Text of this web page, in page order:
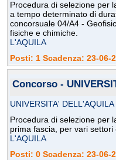
Procedura di selezione per
a tempo determinato di
concorsuale 04/A4 -
fisiche e chimiche.
L'AQUILA
Posti: 1 Scadenza: 23-06-
Concorso -
UNIVERSITA' DELL'AQUILA
Procedura di selezione per
prima fascia, per vari settori
L'AQUILA
Posti: 0 Scadenza: 23-06-